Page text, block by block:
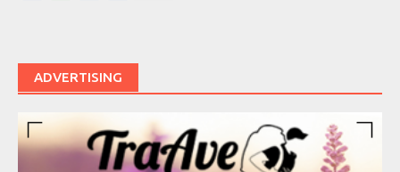
ADVERTISING